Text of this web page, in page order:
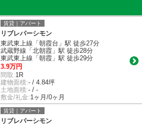
賃貸｜アパート
リブレパーシモン
東武東上線「朝霞台」駅 徒歩27分
武蔵野線「北朝霞」駅 徒歩28分
東武東上線「朝霞」駅 徒歩29分
3.9万円
間取:1R
建物面積:- / 4.84坪
土地面積:- / -
敷金/礼金:1ヶ月/0ヶ月
賃貸｜アパート
リブレパーシモン